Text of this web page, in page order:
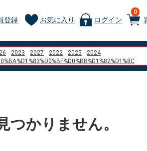
0
登録 お気に入り ログイン
2023 2027 2022 2025
2024
つかりません。